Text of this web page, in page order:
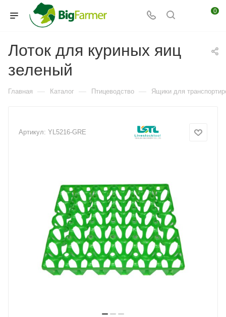
0
Лоток для куриных яиц
зеленый
Главная — Каталог — Птицеводство — Ящики для
Артикул: YL5216-GRE